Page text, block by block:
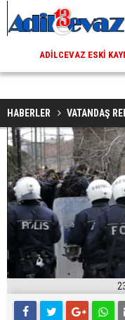
ADILCEVAZ ESKI
HABERLER VATANDAŞ